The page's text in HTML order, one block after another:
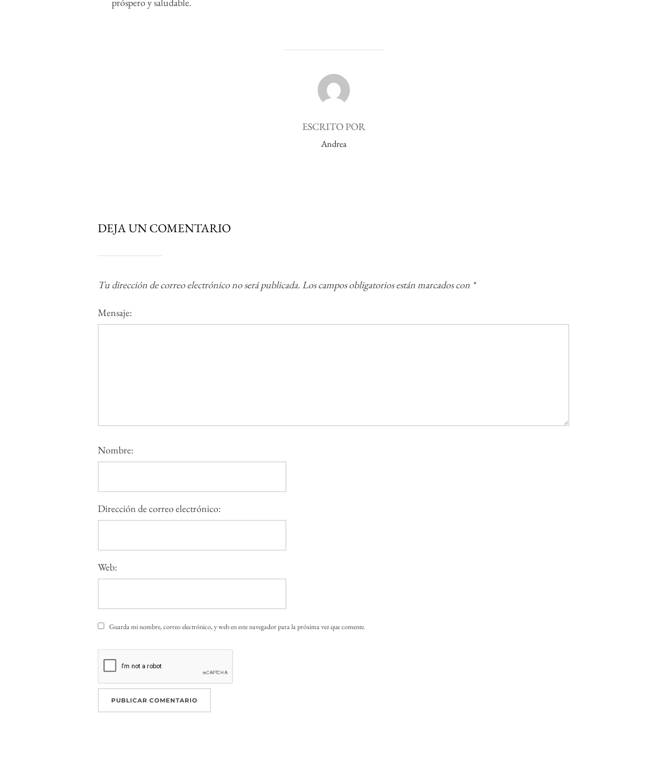
AUTOR DE LA PUBLICACIÓN
ESCRITO POR
Andrea
DEJA UN COMENTARIO
Tu dirección de correo electrónico no será publicada.Los campos obligatorios están marcados con *
Mensaje:
Nombre:
Dirección de correo electrónico:
Web:
Guarda mi nombre, correo electrónico, y web en este navegador para la próxima vez que comente.